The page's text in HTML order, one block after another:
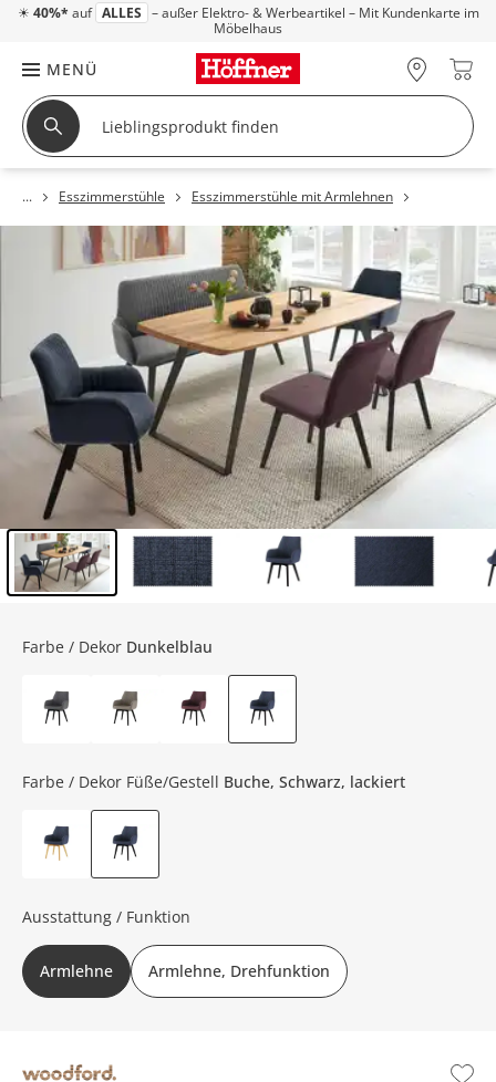
☀ 40%* auf ALLES – außer Elektro- & Werbeartikel – Mit Kundenkarte im
Möbelhaus
MENÜ
Esszimmerstühle Esszimmerstühle mit Armlehnen
Farbe / Dekor Dunkelblau
Farbe / Dekor Füße/Gestell Buche, Schwarz, lackiert
Ausstattung / Funktion
Armlehne Armlehne, Drehfunktion